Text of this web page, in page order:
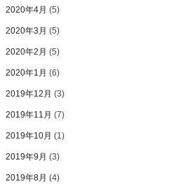
2020年4月 (5)
2020年3月 (5)
2020年2月 (5)
2020年1月 (6)
2019年12月 (3)
2019年11月 (7)
2019年10月 (1)
2019年9月 (3)
2019年8月 (4)